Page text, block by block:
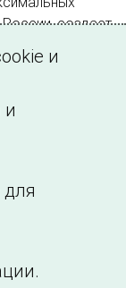
создаст
сетям
и
и
для